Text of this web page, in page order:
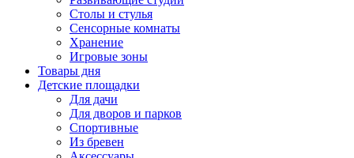
Столы и стулья
Сенсорные комнаты
Хранение
Игровые зоны
Товары дня
Детские площадки
Для дачи
Для дворов и парков
Спортивные
Из бревен